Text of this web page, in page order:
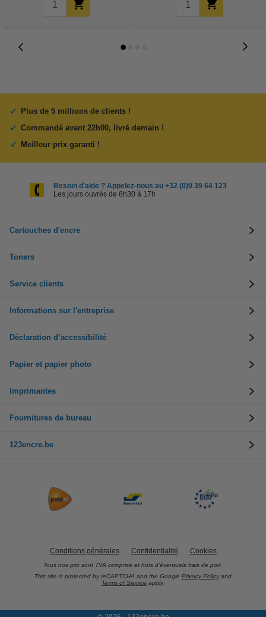
Plus de 5 millions de clients !
Commandé avant 22h00, livré demain !
Meilleur prix garanti !
Besoin d’aide ? Appelez-nous au +32 (0)9 39 64 123
Les jours ouvrés de 8h30 à 17h
Cartouches d'encre
Toners
Service clients
Informations sur l'entreprise
Déclaration d’accessibilité
Papier et papier photo
Imprimantes
Fournitures de bureau
123encre.be
Conditions générales Confidentialité Cookies
Tous nos prix sont TVA comprise et hors d’éventuels frais de port.
This site is protected by reCAPTCHA and the Google Privacy Policy and
Terms of Service apply.